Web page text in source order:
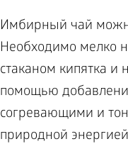
Имбирный чай
Необходимо мелко
стаканом кипятка и
помощью
согревающими и
природной